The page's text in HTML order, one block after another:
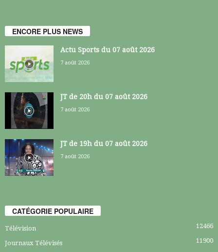
ENCORE PLUS NEWS
Actu Sports du 07 août 2026
7 août 2026
JT de 20h du 07 août 2026
7 août 2026
JT de 19h du 07 août 2026
7 août 2026
CATÉGORIE POPULAIRE
Télévision 12466
Journaux Télévisés
11900